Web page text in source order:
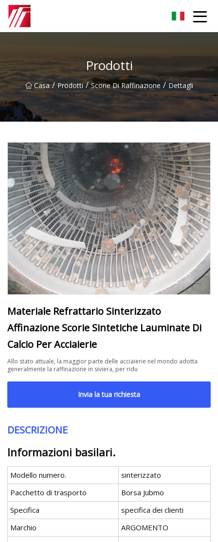
Prodotti
Casa / Prodotti / Scorie Di Raffinazione / Dettagli
Materiale Refrattario Sinterizzato
Affinazione Scorie Sintetiche Lauminate Di
Calcio Per Acciaierie
Allo stato attuale, la maggior parte delle acciaierie nel mondo adotta
generalmente la raffinazione in siviera, per ridu
Invia la tua richiesta
DESCRIZIONE
Informazioni basilari.
Modello numero.
sinterizzato
Pacchetto di trasporto
Borsa Jubmo
Specifica
specifica dei clienti
Marchio
ARGOMENTO